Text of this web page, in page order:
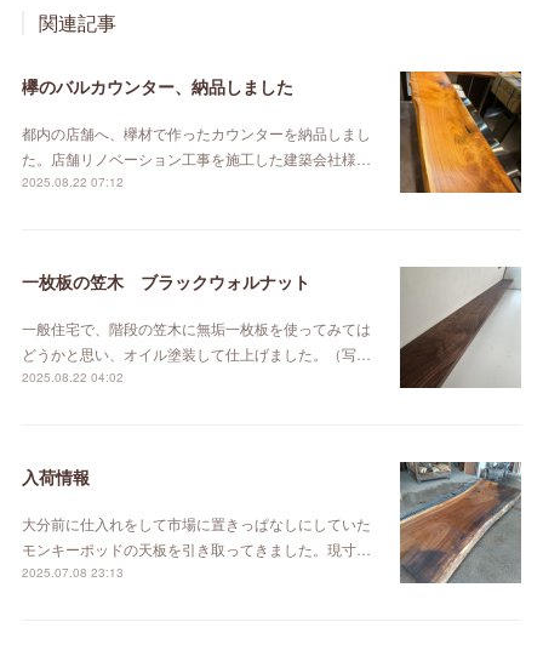
関連記事
欅のバルカウンター、納品しました
都内の店舗へ、欅材で作ったカウンターを納品しまし
た。店舗リノベーション工事を施工した建築会社様…
2025.08.22 07:12
一枚板の笠木 ブラックウォルナット
一般住宅で、階段の笠木に無垢一枚板を使ってみては
どうかと思い、オイル塗装して仕上げました。（写…
2025.08.22 04:02
入荷情報
大分前に仕入れをして市場に置きっぱなしにしていた
モンキーポッドの天板を引き取ってきました。現寸…
2025.07.08 23:13